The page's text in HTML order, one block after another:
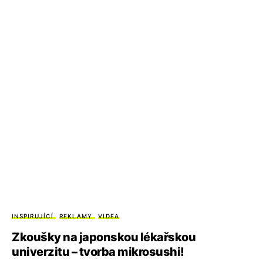
INSPIRUJÍCÍ REKLAMY VIDEA
Zkoušky na japonskou lékařskou
univerzitu – tvorba mikrosushi!